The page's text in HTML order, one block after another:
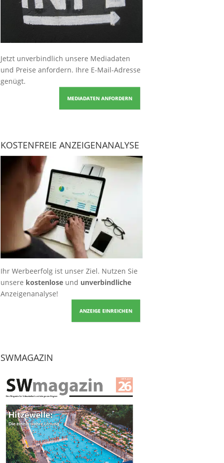
Jetzt unverbindlich unsere Mediadaten
und Preise anfordern. Ihre E-Mail-Adresse
genügt.
MEDIADATEN ANFORDERN
KOSTENFREIE ANZEIGENANALYSE
Ihr Werbeerfolg ist unser Ziel. Nutzen Sie
unsere kostenloseund unverbindliche
Anzeigenanalyse!
ANZEIGE EINREICHEN
SWMAGAZIN